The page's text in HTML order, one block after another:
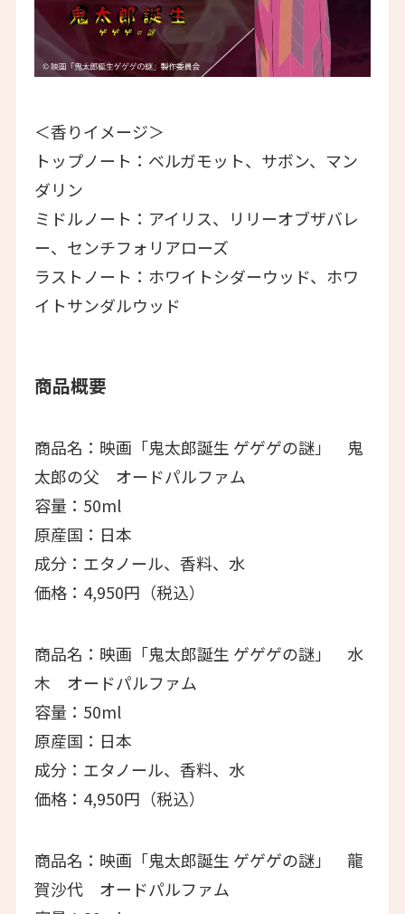
＜香りイメージ＞
トップノート：ベルガモット、サボン、マン
ダリン
ミドルノート：アイリス、リリーオブザバレ
ー、センチフォリアローズ
ラストノート：ホワイトシダーウッド、ホワ
イトサンダルウッド
商品概要
商品名：映画「鬼太郎誕生 ゲゲゲの謎」 鬼
太郎の父 オードパルファム
容量：50ml
原産国：日本
成分：エタノール、香料、水
価格：4,950円（税込）
商品名：映画「鬼太郎誕生 ゲゲゲの謎」 水
木 オードパルファム
容量：50ml
原産国：日本
成分：エタノール、香料、水
価格：4,950円（税込）
商品名：映画「鬼太郎誕生 ゲゲゲの謎」 龍
賀沙代 オードパルファム